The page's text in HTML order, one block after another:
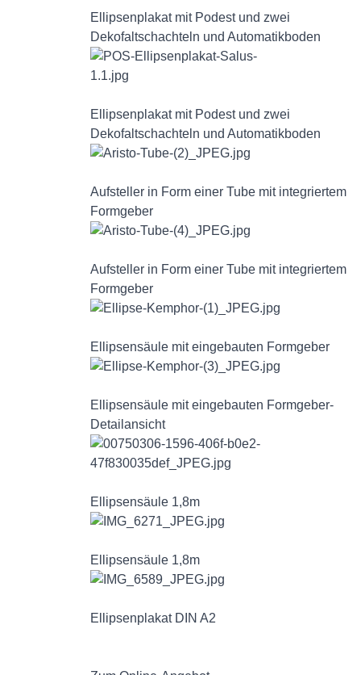
Ellipsenplakat mit Podest und zwei
Dekofaltschachteln und Automatikboden
Ellipsenplakat mit Podest und zwei
Dekofaltschachteln und Automatikboden
Aufsteller in Form einer Tube mit integriertem
Formgeber
Aufsteller in Form einer Tube mit integriertem
Formgeber
Ellipsensäule mit eingebauten Formgeber
Ellipsensäule mit eingebauten Formgeber-
Detailansicht
Ellipsensäule 1,8m
Ellipsensäule 1,8m
Ellipsenplakat DIN A2